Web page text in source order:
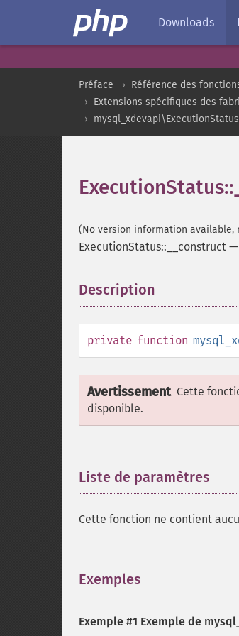
Downloads
Préface Référence des
Extensions spécifiques des
mysql_xdevapi\ExecutionStatus
(No version information available,
ExecutionStatus::__construct —
Description
private function
Avertissement Cette
disponible.
Liste de paramètres
Cette fonction ne contient
Exemples
Exemple #1 Exemple de